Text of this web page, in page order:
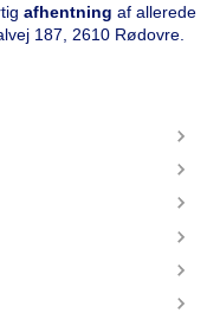
afhentning af allerede
187, 2610 Rødovre.